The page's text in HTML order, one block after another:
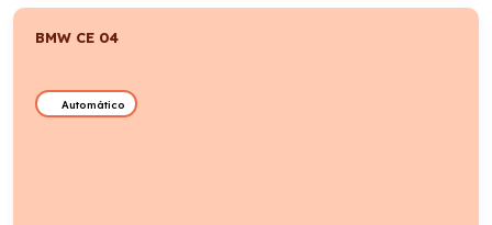
BMW CE 04
Automático